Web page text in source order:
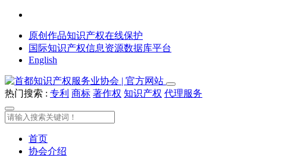
原创作品知识产权在线保护
国际知识产权信息资源数据库平台
English
热门搜索 : 专利 商标 著作权 知识产权 代理服务
首页
协会介绍